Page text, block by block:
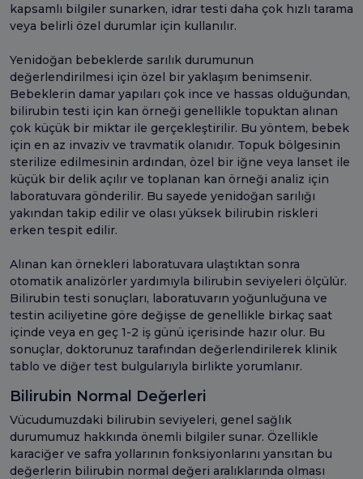
kapsamlı bilgiler sunarken, idrar testi daha çok hızlı tarama
veya belirli özel durumlar için kullanılır.
Yenidoğan bebeklerde sarılık durumunun
değerlendirilmesi için özel bir yaklaşım benimsenir.
Bebeklerin damar yapıları çok ince ve hassas olduğundan,
bilirubin testi için kan örneği genellikle topuktan alınan
çok küçük bir miktar ile gerçekleştirilir. Bu yöntem, bebek
için en az invaziv ve travmatik olanıdır. Topuk bölgesinin
sterilize edilmesinin ardından, özel bir iğne veya lanset ile
küçük bir delik açılır ve toplanan kan örneği analiz için
laboratuvara gönderilir. Bu sayede yenidoğan sarılığı
yakından takip edilir ve olası yüksek bilirubin riskleri
erken tespit edilir.
Alınan kan örnekleri laboratuvara ulaştıktan sonra
otomatik analizörler yardımıyla bilirubin seviyeleri ölçülür.
Bilirubin testi sonuçları, laboratuvarın yoğunluğuna ve
testin aciliyetine göre değişse de genellikle birkaç saat
içinde veya en geç 1-2 iş günü içerisinde hazır olur. Bu
sonuçlar, doktorunuz tarafından değerlendirilerek klinik
tablo ve diğer test bulgularıyla birlikte yorumlanır.
Bilirubin Normal Değerleri
Vücudumuzdaki bilirubin seviyeleri, genel sağlık
durumumuz hakkında önemli bilgiler sunar. Özellikle
karaciğer ve safra yollarının fonksiyonlarını yansıtan bu
değerlerin bilirubin normal değeri aralıklarında olması